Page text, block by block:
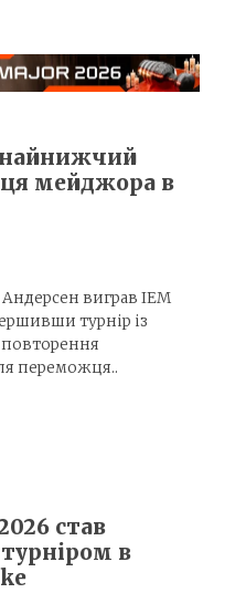
мейджора в
виграв IEM
турнір із
повторення
переможця..
став
в